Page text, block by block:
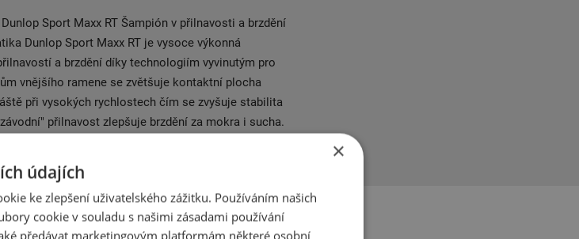
Sport Maxx RT Šampión v přilnavosti a brzdění
Dunlop Sport Maxx RT je vysoce výkonná
a brzdění díky technologiím vyvinutým pro
vnějšího ramene se zvětšuje kontaktní plocha
při vysokých rychlostech čím se zvyšuje stabilita
přilnavost zlepšuje brzdění za mokra i sucha.
×
údajích
ke zlepšení uživatelského zážitku. Používáním našich
cookie v souladu s našimi zásadami používání
předávat marketingovým platformám některé osobní